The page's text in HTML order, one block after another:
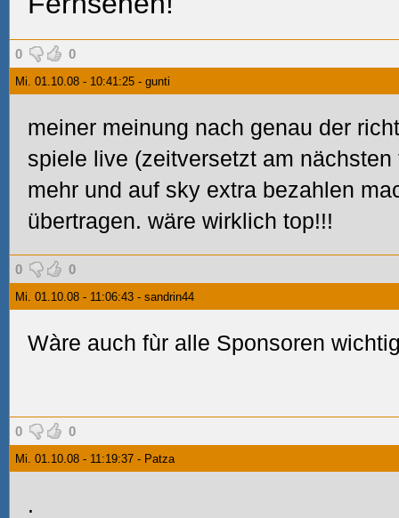
0 0
Mi. 01.10.08 - 10:41:25 - gunti
meiner meinung nach genau der
spiele live (zeitversetzt am
mehr und auf sky extra bezahlen
übertragen. wäre wirklich top!!!
0 0
Mi. 01.10.08 - 11:06:43 - sandrin44
Wàre auch fùr alle Sponsoren
0 0
Mi. 01.10.08 - 11:19:37 - Patza
.